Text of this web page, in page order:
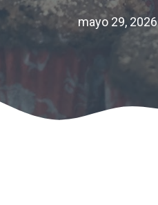
mayo 29, 2026